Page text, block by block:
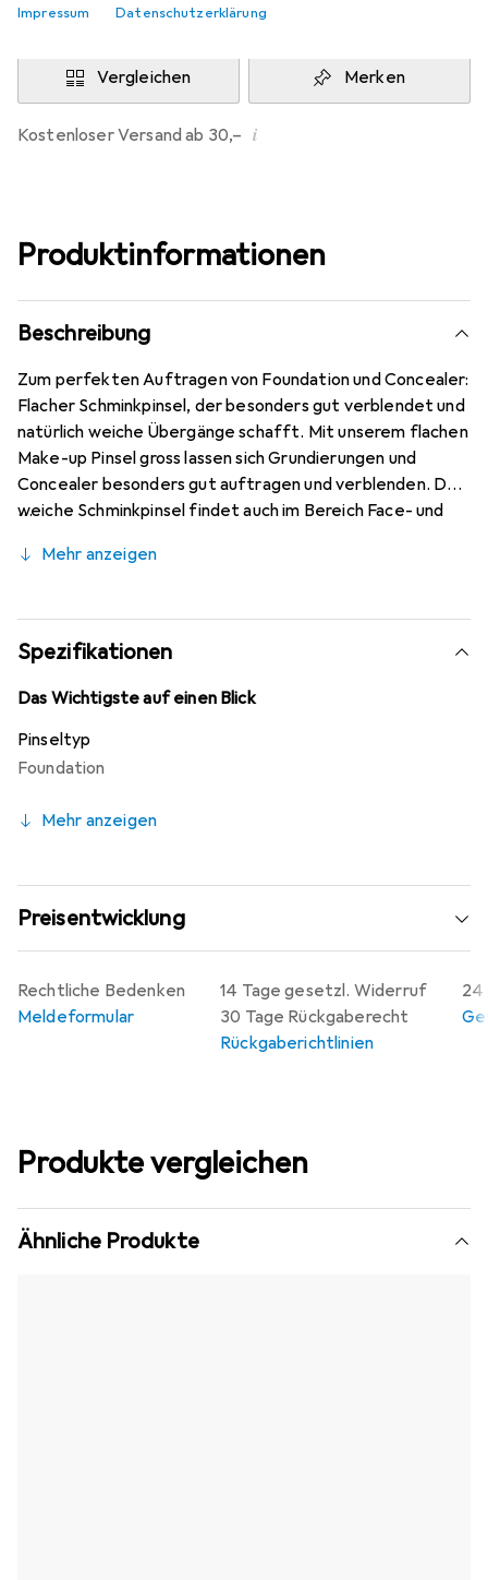
Impressum Datenschutzerklärung
In den Warenkorb
Vergleichen Merken
Kostenloser Versand ab 30,– i
Produktinformationen
Beschreibung
Zum perfekten Auftragen von Foundation und Concealer:
Flacher Schminkpinsel, der besonders gut verblendet und
natürlich weiche Übergänge schafft. Mit unserem flachen
Make-up Pinsel gross lassen sich Grundierungen und
Concealer besonders gut auftragen und verblenden. Der
weiche Schminkpinsel findet auch im Bereich Face- und
regelmässige Reinigung mit Pinselseife.
Mehr anzeigen
Spezifikationen
Das Wichtigste auf einen Blick
Pinseltyp
Foundation
Mehr anzeigen
Preisentwicklung
14 Tage gesetzl. Widerruf
30 Tage Rückgaberecht
Rückgaberichtlinien
24
Rechtliche Bedenken
Meldeformular
Produkte vergleichen
Ähnliche Produkte